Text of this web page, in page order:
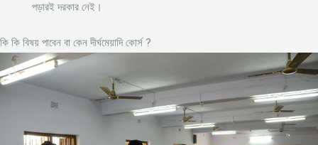
পড়ারই দরকার নেই।
কি কি বিষয় পাবেন বা কেন দীর্ঘমেয়াদি কোর্স ?